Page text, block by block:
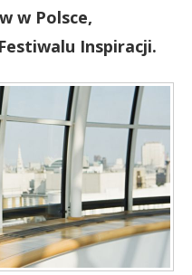
w Polsce,
Inspiracji.